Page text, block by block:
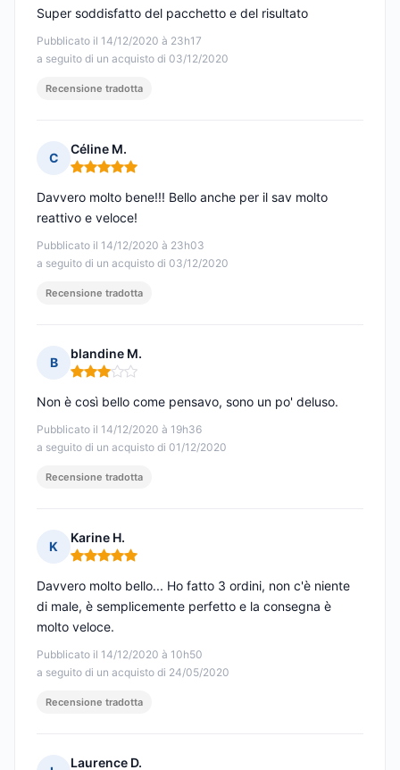
Pubblicato il 14/12/2020 à 23h17
a seguito di un acquisto di 03/12/2020
Super soddisfatto del pacchetto e del risultato
Recensione tradotta
C
Céline M.
Nota: 5 su 5
Pubblicato il 14/12/2020 à 23h03
a seguito di un acquisto di 03/12/2020
Davvero molto bene!!! Bello anche per il sav molto
reattivo e veloce!
Recensione tradotta
B
blandine M.
Nota: 3 su 5
Pubblicato il 14/12/2020 à 19h36
a seguito di un acquisto di 01/12/2020
Non è così bello come pensavo, sono un po' deluso.
Recensione tradotta
K
Karine H.
Nota: 5 su 5
Pubblicato il 14/12/2020 à 10h50
a seguito di un acquisto di 24/05/2020
Davvero molto bello... Ho fatto 3 ordini, non c'è niente
di male, è semplicemente perfetto e la consegna è
molto veloce.
Recensione tradotta
Laurence D.